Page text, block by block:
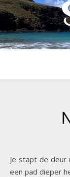
Je stapt de deur uit en staat buiten. Naar het zuiden loopt
een pad dieper